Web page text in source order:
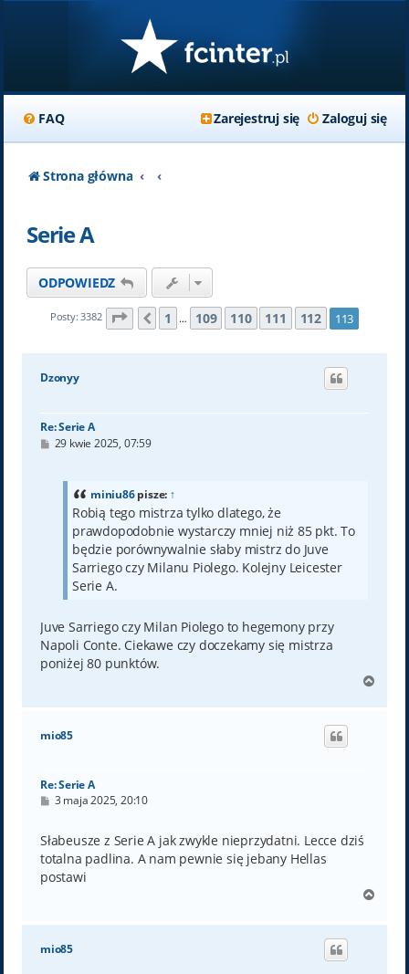
FAQ Zaloguj się
Zarejestruj się
Strona główna
Serie A
ODPOWIEDZ
Posty: 3382 Strona 113 z113
Poprzednia
1 … 109 110 111 112 113
Dzonyy
Re: Serie A
P29 kwie 2025, 07:59
miniu86pisze: ↑
Robią tego mistrza tylko dlatego, że
prawdopodobnie wystarczy mniej niż 85 pkt. To
będzie porównywalnie słaby mistrz do Juve
Sarriego czy Milanu Piolego. Kolejny Leicester
Serie A.
Juve Sarriego czy Milan Piolego to hegemony przy
Napoli Conte. Ciekawe czy doczekamy się mistrza
poniżej 80 punktów.
g
mio85
Re: Serie A
P
t
3 maja 2025, 20:10
Słabeusze z Serie A jak zwykle nieprzydatni. Lecce dziś
totalna padlina. A nam pewnie się jebany Hellas
postawi
g
mio85